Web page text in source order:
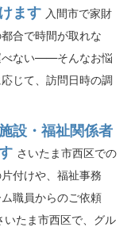
ます 入間市で家財
合で時間が取れな
べない――そんなお悩
じて、訪問日時の調
設・福祉関係者
さいたま市西区での
付けや、福祉事務
職員からのご依頼
いたま市西区で、グル